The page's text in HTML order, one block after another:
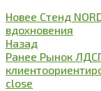
Новее Стенд
вдохновения
Назад
Ранее Рынок
close